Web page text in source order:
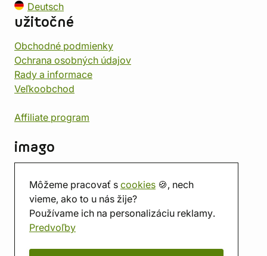
Môžeme pracovať s cookies 🍪, nech
vieme, ako to u nás žije?
Používame ich na personalizáciu reklamy.
Predvoľby
Deutsch
užitočné
Obchodné podmienky
Ochrana osobných údajov
Rady a informace
Veľkoobchod
Affiliate program
imago
Predajňa
Herňa
O nás
Hodnotenie obchodu